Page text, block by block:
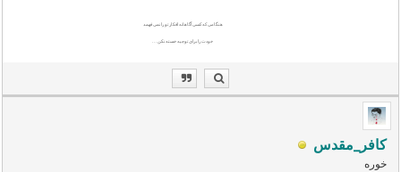
هنگامی که کسی آگاهانه افکار تو را نمی فهمد
خودت را برای توجیه خسته نکن . . .
کافر_مقدس
خوره